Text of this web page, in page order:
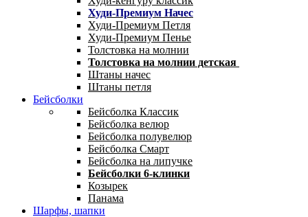
Худи-Премиум Начес
Худи-Премиум Петля
Худи-Премиум Пенье
Толстовка на молнии
Толстовка на молнии детская
Штаны начес
Штаны петля
Бейсболки
Бейсболка Классик
Бейсболка велюр
Бейсболка полувелюр
Бейсболка Смарт
Бейсболка на липучке
Бейсболки 6-клинки
Козырек
Панама
Шарфы, шапки